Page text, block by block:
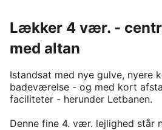
Lækker 4 vær. -
med altan
Istandsat med nye gulve, nyere
badeværelse - og med kort
faciliteter - herunder Letbanen.
Denne fine 4. vær. lejlighed står